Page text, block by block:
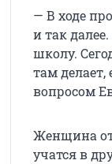
— В ходе
и так
школу.
там делает,
вопросом
Женщина
учатся в